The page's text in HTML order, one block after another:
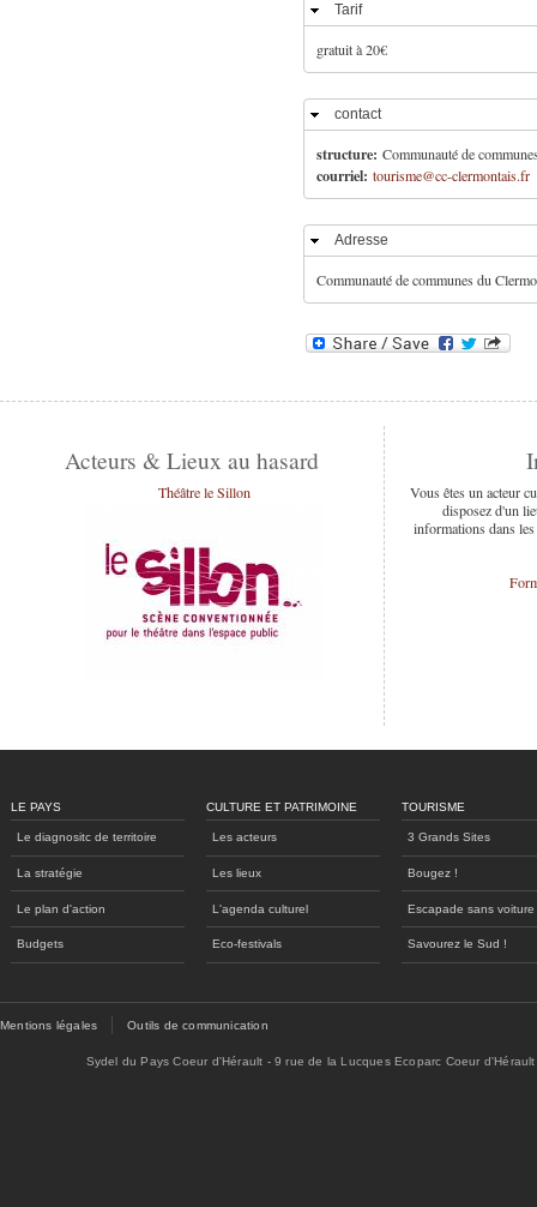
Masquer
Tarif
gratuit à 20€
Masquer
contact
structure: Communauté de
courriel: tourisme@cc-clermontais.fr
Masquer
Adresse
Communauté de communes du
Acteurs & Lieux au hasard
Théâtre le Sillon
Vous êtes un acteur
disposez d'un
informations dans
LE PAYS
Le diagnositc de territoire
La stratégie
Le plan d'action
Budgets
CULTURE ET PATRIMOINE
Les acteurs
Les lieux
L'agenda culturel
Eco-festivals
TOURISME
3 Grands Sites
Bougez !
Escapade sans voiture
Savourez le Sud !
Mentions légales Outils de communication
Sydel du Pays Coeur d'Hérault - 9 rue de la Lucques Ecoparc Coeur